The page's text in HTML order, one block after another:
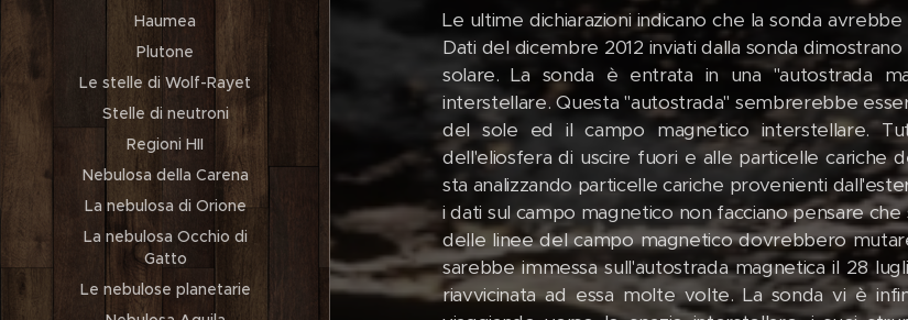
Haumea
Plutone
Le stelle di Wolf-Rayet
Stelle di neutroni
Regioni HII
Nebulosa della Carena
La nebulosa di Orione
La nebulosa Occhio di
Gatto
Le nebulose planetarie
Le ultime dichiarazioni indicano che la sonda
Dati del dicembre 2012 inviati dalla sonda
solare. La sonda è entrata in una "autostrada
interstellare. Questa "autostrada" sembrerebbe
del sole ed il campo magnetico interstellare.
dell'eliosfera di uscire fuori e alle particelle cariche
sta analizzando particelle cariche provenienti
i dati sul campo magnetico non facciano pensare
delle linee del campo magnetico dovrebbero
sarebbe immessa sull'autostrada magnetica il 28
riavvicinata ad essa molte volte. La sonda vi è